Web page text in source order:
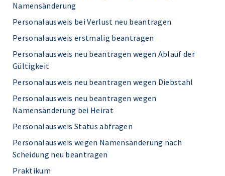
Namensänderung
Personalausweis bei Verlust neu beantragen
Personalausweis erstmalig beantragen
Personalausweis neu beantragen wegen Ablauf der
Gültigkeit
Personalausweis neu beantragen wegen Diebstahl
Personalausweis neu beantragen wegen
Namensänderung bei Heirat
Personalausweis Status abfragen
Personalausweis wegen Namensänderung nach
Scheidung neu beantragen
Praktikum